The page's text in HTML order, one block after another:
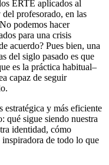
ERTE aplicados al
profesorado, en las
podemos hacer
para una crisis
acuerdo? Pues bien, una
del siglo pasado es que
es la práctica habitual–
capaz de seguir
estratégica y más eficiente
qué sigue siendo nuestra
identidad, cómo
inspiradora de todo lo que